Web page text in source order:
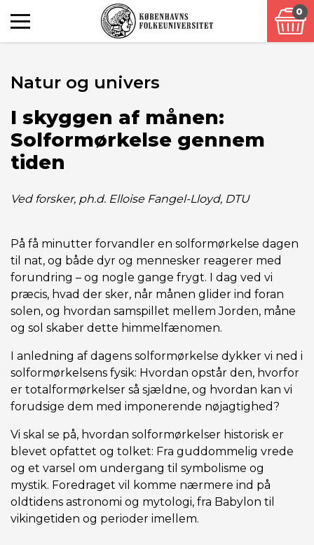
0
Natur og univers
I skyggen af månen:
Solformørkelse gennem
tiden
Ved forsker, ph.d. Elloise Fangel-Lloyd, DTU
På få minutter forvandler en solformørkelse dagen
til nat, og både dyr og mennesker reagerer med
forundring – og nogle gange frygt. I dag ved vi
præcis, hvad der sker, når månen glider ind foran
solen, og hvordan samspillet mellem Jorden, måne
og sol skaber dette himmelfænomen.
I anledning af dagens solformørkelse dykker vi ned i
solformørkelsens fysik: Hvordan opstår den, hvorfor
er totalformørkelser så sjældne, og hvordan kan vi
forudsige dem med imponerende nøjagtighed?
Vi skal se på, hvordan solformørkelser historisk er
blevet opfattet og tolket: Fra guddommelig vrede
og et varsel om undergang til symbolisme og
mystik. Foredraget vil komme nærmere ind på
oldtidens astronomi og mytologi, fra Babylon til
vikingetiden og perioder imellem.